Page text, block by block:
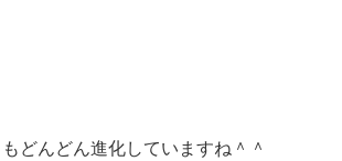
どんどん進化していますね＾＾